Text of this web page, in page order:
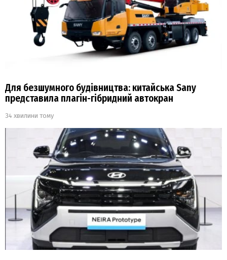
Для безшумного будівництва: китайська Sany
представила плагін-гібридний автокран
34 хвилини тому